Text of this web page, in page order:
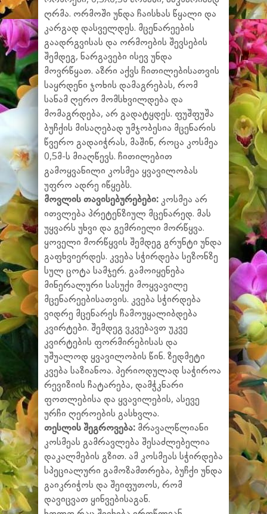
ღრმა. ორმოში უნდა ჩაისხას წყალი და
კარგად დასველდეს. მცენარეების
გაადრგვისას და ორმოების შევსების
შემდეგ, ნარგავები ისევ უნდა
მოვრწყათ. აზრი აქვს ჩითილებისათვის
საყრდენი ჯოხის დამაგრებას, რომ
სანამ ღერო მომსხვილდება და
მომაგრდება, არ გადატყდეს. ფუშფუშა
ბუჩქის მისაღებად უმჯობესია მცენარის
წვერო გადაიჭრას, მაშინ, როცა კოსმეა
0,5მ-ს მიაღწევს. ჩითილებით
გამოყვანილი კოსმეა ყვავილობას
უფრო ადრე იწყებს.
მოვლის თავისებურებები: კოსმეა არ
ითვლება პრეტენზიულ მცენარედ. მას
უყვარს უხვი და გემრიელი მორწყვა.
ყოველი მორწყვის შემდეგ გრუნტი უნდა
გაფხვიერდეს. კვება სჭირდება სეზონზე
სულ ცოტა სამჯერ. გამოიყენება
მინერალური სასუქი მოყვავილე
მცენარეებისათვის. კვება სჭირდება
ვიდრე მცენარეს ჩამოუყალიბდება
კვირტები. შემდეგ ვკვებავთ უკვე
კვირტების ფორმირებისას და
უშუალოდ ყვავილობის წინ. ზედმეტი
კვება საზიანოა. პერიოდულად საჭიროა
რევიზიის ჩატარება, დამჭკნარი
ფოთლებისა და ყვავილების, ასევე
ურჩი ღეროების გასხვლა.
თესლის შეგროვება: მრავალწლიანი
კოსმეას გამრავლება შესაძლებელია
დაკალმების გზით. ამ კოსმეას სჭირდება
სპეციალური გამოზამთრება, ბუჩქი უნდა
გაიკრიჭოს და შეიფუთოს, რომ
დავიცვათ ყინვებისაგან.